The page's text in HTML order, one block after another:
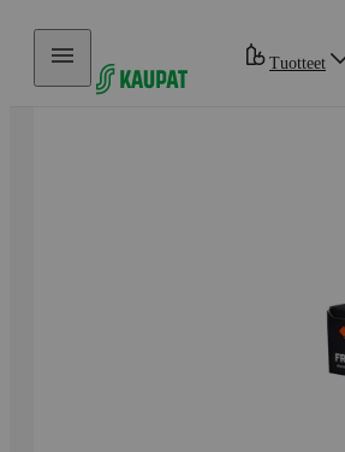
Hyppää sisältöön
Tuotteet